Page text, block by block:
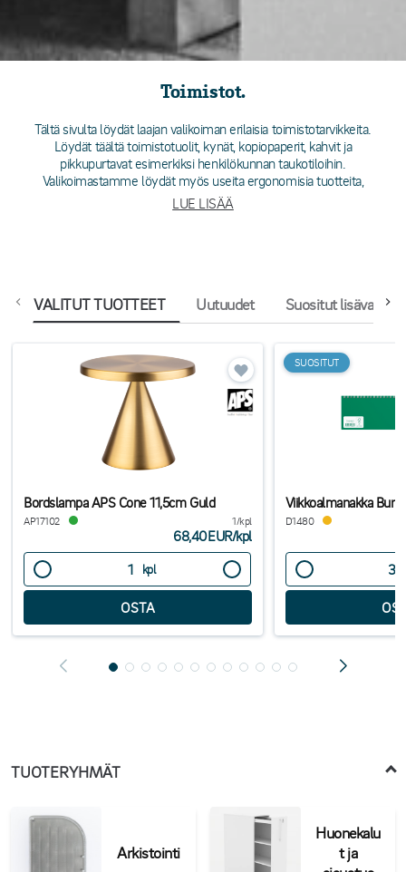
Toimistot.
Tältä sivulta löydät laajan valikoiman erilaisia toimistotarvikkeita.
Löydät täältä toimistotuolit, kynät, kopiopaperit, kahvit ja
pikkupurtavat esimerkiksi henkilökunnan taukotiloihin.
Valikoimastamme löydät myös useita ergonomisia tuotteita,
älykkäitä säilytysratkaisuja sekä elektroniikkalaitteita. Meiltä löydät
kaiken tarvitsemasi toimistoosi ja työpaikallesi! Tervetuloa ostoksille
LUE LISÄÄ
VALITUT TUOTTEET Uutuudet Suositut
Bordslampa APS Cone 11,5cm Guld
AP17102 1/kpl
68,40EUR/kpl
kpl
SUOSITUT
Viikkoalmanakka
D1480
TUOTERYHMÄT
Arkistointi
Huonekalu
t ja